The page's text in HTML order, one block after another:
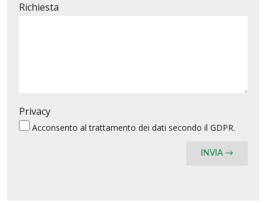
Richiesta
Privacy
Acconsento altrattamento dei dati secondo il GDPR.